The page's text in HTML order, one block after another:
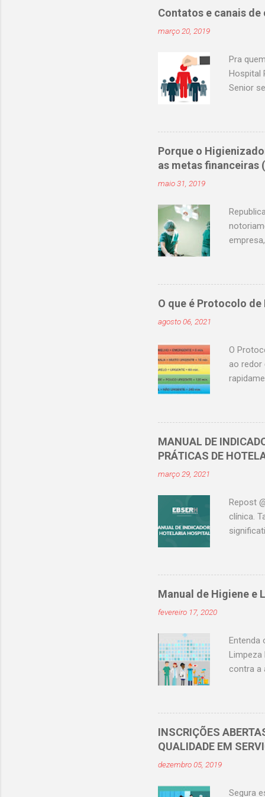
Contatos e canais
março 20, 2019
Pra
Hospital
Senior
Porque o
as metas financeiras
maio 31, 2019
15 a
de
O que é Protocolo
agosto 06, 2021
O
ao redor
e para
em
é
MANUAL DE
PRÁTICAS DE
março 29, 2021
Repost
clínica.
de
forma
Manual de Higiene e
fevereiro 17, 2020
Entenda
Limpeza
contra a
limpeza
INSCRIÇÕES
QUALIDADE EM
dezembro 05, 2019
Segura